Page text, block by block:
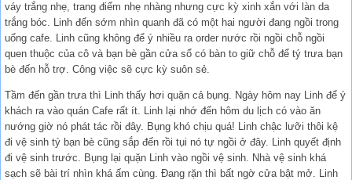
váy trắng nhẹ, trang điểm nhẹ nhàng nhưng cực kỳ xinh xắn với làn da
trắng bóc. Linh đến sớm nhìn quanh đã có một hai người đang ngồi trong
uống cafe. Linh cũng không để ý nhiều ra order nước rồi ngồi chỗ ngồi
quen thuộc của cô và bạn bè gần cửa sổ có bàn to giữ chỗ để tý trưa bạn
bè đến hỗ trợ. Công việc sẽ cực kỳ suôn sẻ.
Tầm đến gần trưa thì Linh thấy hơi quặn cả bụng. Ngày hôm nay Linh để ý
khách ra vào quán Cafe rất ít. Linh lại nhớ đến hôm du lịch có vào ăn
nướng giờ nó phát tác rồi đây. Bụng khó chịu quá! Linh chậc lưỡi thôi kệ
đi vệ sinh tý bạn bè cũng sắp đến rồi tụi nó tự ngồi ở đây. Linh quyết định
đi vệ sinh trước. Bụng lại quặn Linh vào ngồi vệ sinh. Nhà vệ sinh khá
sạch sẽ bài trí nhìn khá ấm cùng. Đang rặn thì bất ngờ cửa bật mở. Linh